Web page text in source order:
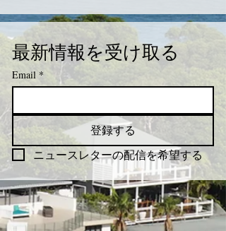
最新情報を受け取る
Email *
登録する
ニュースレターの配信を希望する